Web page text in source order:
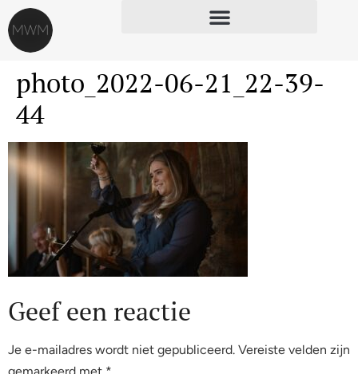
photo_2022-06-21_22-39-
44
Geef een reactie
Je e-mailadres wordt niet gepubliceerd. Vereiste velden zijn
gemarkeerd met *